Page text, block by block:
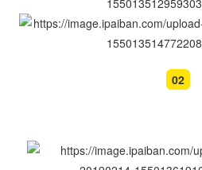
02